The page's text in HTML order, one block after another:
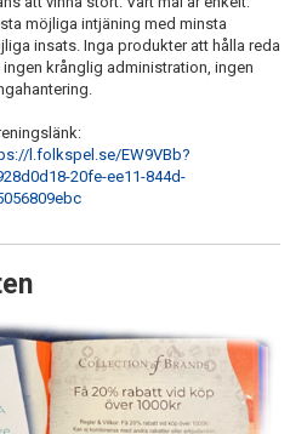
möjliga intjäning med minsta
insats. Inga produkter att hålla reda
ingen krånglig administration, ingen
l.folkspel.se/EW9VBb?
20fe-ee11-844d-